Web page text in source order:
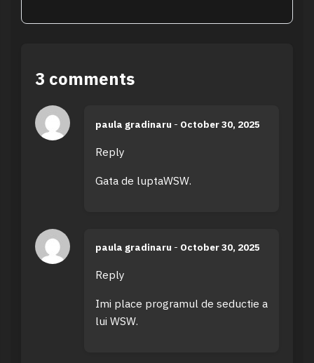
3 comments
paula gradinaru - October 30, 2025
Reply
Gata de luptaWSW.
paula gradinaru - October 30, 2025
Reply
Imi place programul de seductie a
lui WSW.